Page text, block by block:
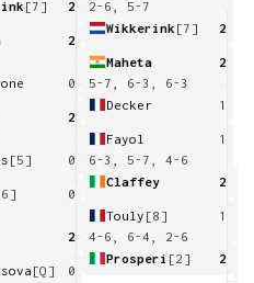
[7] 2
2
0
2
[5] 0
0
2
[Q]
0
2-6, 5-7
Wikkerink [7] 2
Maheta
2
5-7, 6-3, 6-3
Decker
1
Fayol
1
6-3, 5-7, 4-6
Claffey
2
Touly [8]
1
4-6, 6-4, 2-6
Prosperi [2] 2